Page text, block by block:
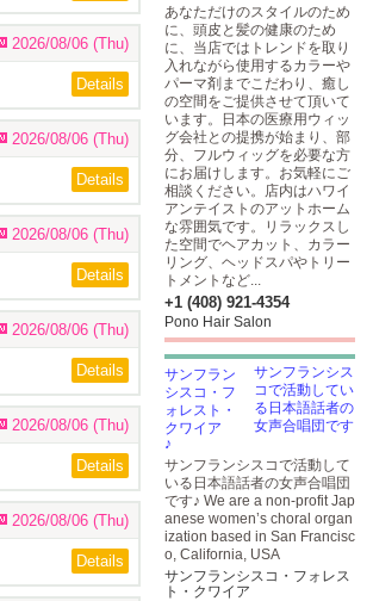
2026/08/06 (Thu)
Details
2026/08/06 (Thu)
Details
2026/08/06 (Thu)
Details
2026/08/06 (Thu)
Details
2026/08/06 (Thu)
Details
2026/08/06 (Thu)
Details
あなただけのスタイルのため
に、頭皮と髪の健康のため
に、当店ではトレンドを取り
入れながら使用するカラーや
パーマ剤までこだわり、癒し
の空間をご提供させて頂いて
います。日本の医療用ウィッ
グ会社との提携が始まり、部
分、フルウィッグを必要な方
にお届けします。お気軽にご
相談ください。店内はハワイ
アンテイストのアットホーム
な雰囲気です。リラックスし
た空間でヘアカット、カラー
リング、ヘッドスパやトリー
トメントなど...
+1 (408) 921-4354
Pono Hair Salon
サンフランシス
コで活動してい
る日本語話者の
女声合唱団です
♪
サンフランシスコで活動して
いる日本語話者の女声合唱団
です♪ We are a non-profit Jap
anese women’s choral organ
ization based in San Francisc
o, California, USA
サンフランシスコ・フォレス
ト・クワイア